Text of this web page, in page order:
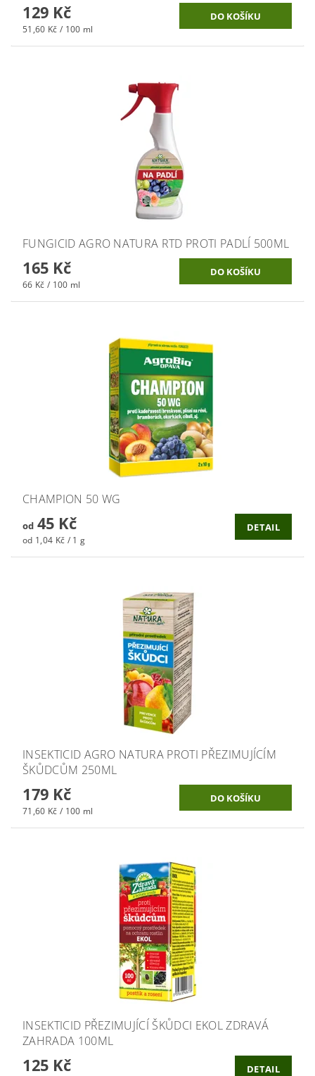
129 Kč
51,60 Kč / 100 ml
FUNGICID AGRO NATURA RTD PROTI PADLÍ 500ML
165 Kč
66 Kč / 100 ml
CHAMPION 50 WG
od45 Kč
od 1,04 Kč / 1 g
DETAIL
INSEKTICID AGRO NATURA PROTI PŘEZIMUJÍCÍM
ŠKŮDCŮM 250ML
179 Kč
71,60 Kč / 100 ml
INSEKTICID PŘEZIMUJÍCÍ ŠKŮDCI EKOL ZDRAVÁ
ZAHRADA 100ML
125 Kč DETAIL